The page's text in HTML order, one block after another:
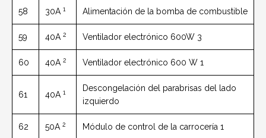
58 30A 1 Alimentación de la bomba de combustible
59 40A 2 Ventilador electrónico 600W 3
60 40A 2 Ventilador electrónico 600 W 1
61 40A 1
Descongelación del parabrisas del lado
izquierdo
62 50A 2 Módulo de control de la carrocería 1